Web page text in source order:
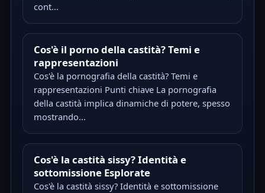
cont...
Cos'è il porno della castità? Temi e
rappresentazioni
Cos'è la pornografia della castità? Temi e
rappresentazioni Punti chiave La pornografia
della castità implica dinamiche di potere, spesso
mostrando...
Cos'è la castità sissy? Identità e
sottomissione Esplorate
Cos'è la castità sissy? Identità e sottomissione